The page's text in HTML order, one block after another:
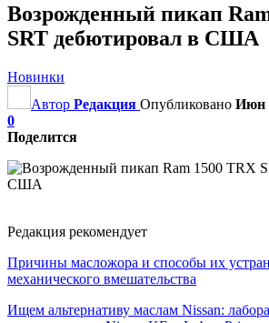
Возрожденный пикап
SRT дебютировал в США
Новинки
Автор Редакция Опубликовано Июн
0
Поделится
Редакция рекомендует
Причины масложора и способы их
механического вмешательства
Ищем альтернативу маслам Nissan: